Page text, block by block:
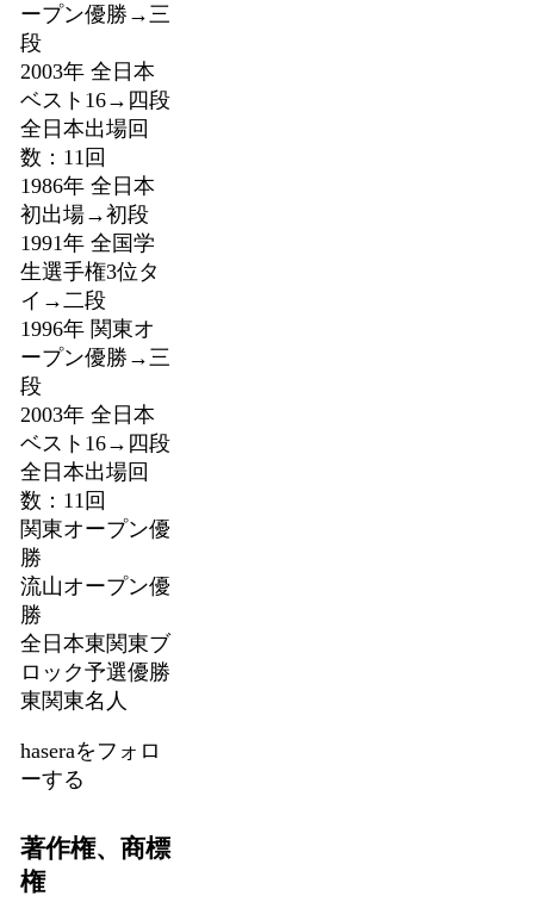
ープン優勝→三
段
2003年 全日本
ベスト16→四段
全日本出場回
数：11回
1986年 全日本
初出場→初段
1991年 全国学
生選手権3位タ
イ→二段
1996年 関東オ
ープン優勝→三
段
2003年 全日本
ベスト16→四段
全日本出場回
数：11回
関東オープン優
勝
流山オープン優
勝
全日本東関東ブ
ロック予選優勝
東関東名人
haseraをフォロ
ーする
著作権、商標
権